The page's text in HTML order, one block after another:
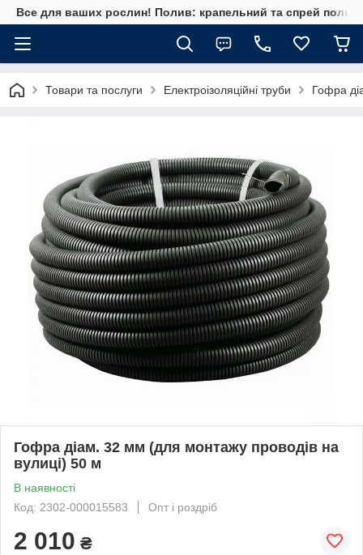
Все для ваших рослин! Полив: крапельний та спрей полив,
Товари та послуги Електроізоляційні труби Гофра
Гофра діам. 32 мм (для монтажу проводів на
вулиці) 50 м
В наявності
Код: 2302-000015583
Опт і роздріб
2 010 ₴